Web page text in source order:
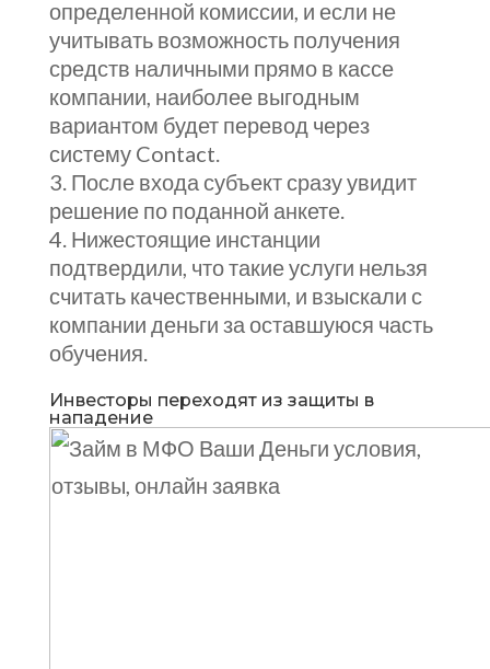
определенной комиссии, и если не
учитывать возможность получения
средств наличными прямо в кассе
компании, наиболее выгодным
вариантом будет перевод через
систему Contact.
После входа субъект сразу увидит
решение по поданной анкете.
Нижестоящие инстанции
подтвердили, что такие услуги нельзя
считать качественными, и взыскали с
компании деньги за оставшуюся часть
обучения.
Инвесторы переходят из защиты в
нападение